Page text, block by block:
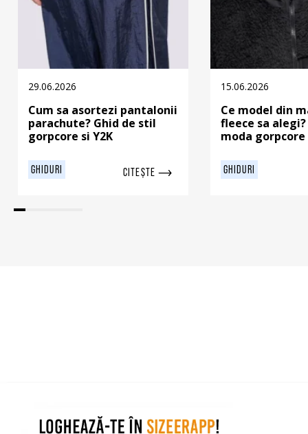
29.06.2026
Cum sa asortezi pantalonii
parachute? Ghid de stil
gorpcore si Y2K
GHIDURI CITEȘTE
15.06.2026
Ce model din
fleece sa
moda
GHIDURI